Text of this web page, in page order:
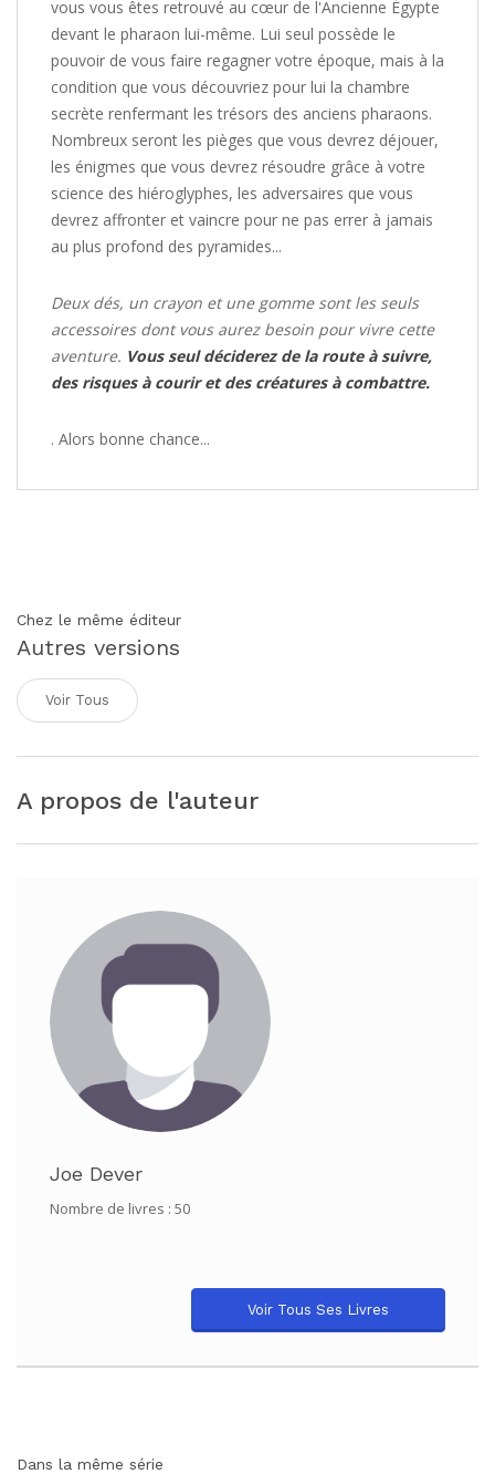
vous vous êtes retrouvé au cœur de l'Ancienne Égypte
devant le pharaon lui-même. Lui seul possède le
pouvoir de vous faire regagner votre époque, mais à la
condition que vous découvriez pour lui la chambre
secrète renfermant les trésors des anciens pharaons.
Nombreux seront les pièges que vous devrez déjouer,
les énigmes que vous devrez résoudre grâce à votre
science des hiéroglyphes, les adversaires que vous
devrez affronter et vaincre pour ne pas errer à jamais
au plus profond des pyramides...
Deux dés, un crayon et une gomme sont les seuls
accessoires dont vous aurez besoin pour vivre cette
aventure. Vous seul déciderez de la route à suivre,
des risques à courir et des créatures à combattre.
. Alors bonne chance...
Chez le même éditeur
Autres versions
Voir Tous
A propos de l'auteur
Joe Dever
Nombre de livres : 50
Voir Tous Ses Livres
Dans la même série